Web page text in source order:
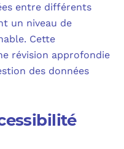
entre différents
un niveau de
Cette
révision approfondie
des données